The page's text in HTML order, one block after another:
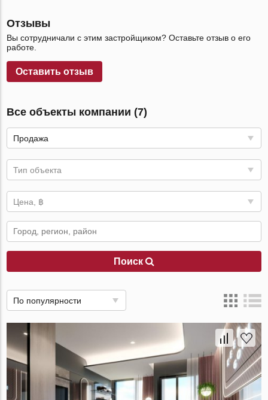
Отзывы
Вы сотрудничали с этим застройщиком? Оставьте отзыв о его
работе.
Оставить отзыв
Все объекты компании (7)
Продажа
Тип объекта
Цена, ฿
Поиск
По популярности